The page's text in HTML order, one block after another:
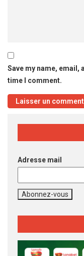
Save my name, email,
time I comment.
Adresse mail